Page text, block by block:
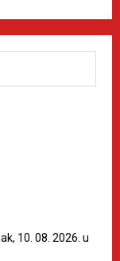
10. 08. 2026. u